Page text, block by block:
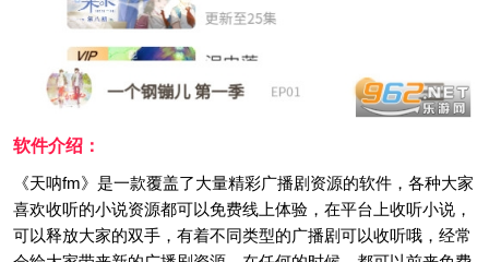
软件介绍：
《天呐fm》是一款覆盖了大量精彩广播剧资源的软件，各种大家
喜欢收听的小说资源都可以免费线上体验，在平台上收听小说，
可以释放大家的双手，有着不同类型的广播剧可以收听哦，经常